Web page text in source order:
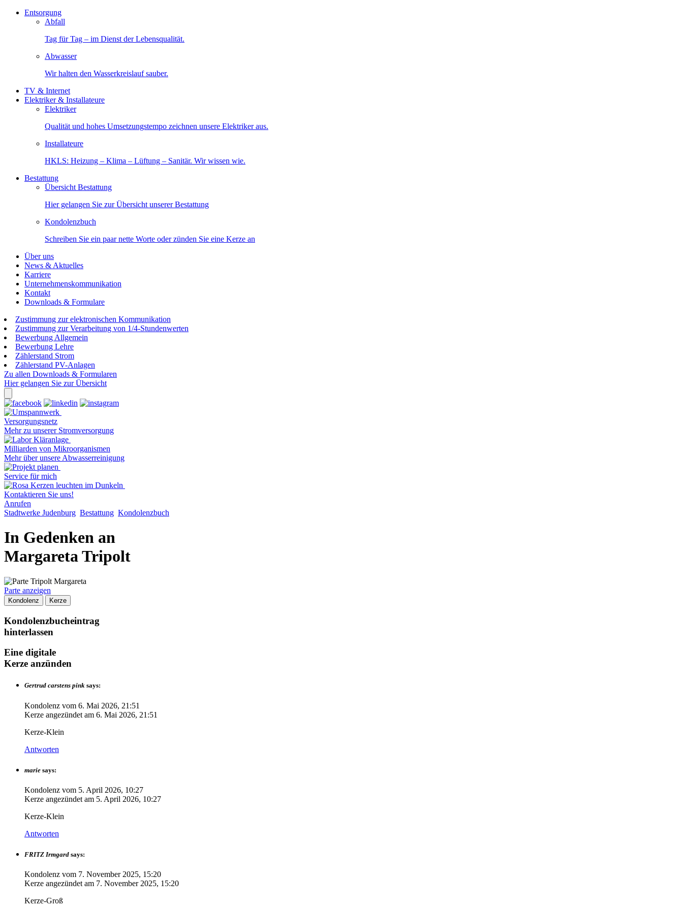
Entsorgung
Abfall
Tag für Tag – im Dienst der Lebensqualität.
Abwasser
Wir halten den Wasserkreislauf sauber.
TV & Internet
Elektriker & Installateure
Elektriker
Qualität und hohes Umsetzungstempo zeichnen unsere Elektriker aus.
Installateure
HKLS: Heizung – Klima – Lüftung – Sanitär. Wir wissen wie.
Bestattung
Übersicht Bestattung
Hier gelangen Sie zur Übersicht unserer Bestattung
Kondolenzbuch
Schreiben Sie ein paar nette Worte oder zünden Sie eine Kerze an
Über uns
News & Aktuelles
Karriere
Unternehmenskommunikation
Kontakt
Downloads & Formulare
Zustimmung zur elektronischen Kommunikation
Zustimmung zur Verarbeitung von 1/4-Stundenwerten
Bewerbung Allgemein
Bewerbung Lehre
Zählerstand Strom
Zählerstand PV-Anlagen
Zu allen Downloads & Formularen
Hier gelangen Sie zur Übersicht
Versorgungsnetz
Mehr zu unserer Stromversorgung
Milliarden von Mikroorganismen
Mehr über unsere Abwasserreinigung
Service für mich
Kontaktieren Sie uns!
Anrufen
Stadtwerke Judenburg Bestattung Kondolenzbuch
In Gedenken an
Margareta Tripolt
Parte anzeigen
Kondolenz Kerze
Kondolenzbucheintrag
hinterlassen
Eine digitale
Kerze anzünden
Gertrud carstens pink says:
Kondolenz vom 6. Mai 2026, 21:51
Kerze angezündet am 6. Mai 2026, 21:51
Kerze-Klein
Antworten
marie says:
Kondolenz vom 5. April 2026, 10:27
Kerze angezündet am 5. April 2026, 10:27
Kerze-Klein
Antworten
FRITZ Irmgard says:
Kondolenz vom 7. November 2025, 15:20
Kerze angezündet am 7. November 2025, 15:20
Kerze-Groß